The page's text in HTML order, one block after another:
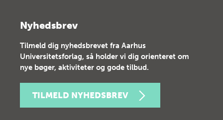
Nyhedsbrev
Tilmeld dig nyhedsbrevet fra Aarhus
Universitetsforlag, så holder vi dig orienteret om
nye bøger, aktiviteter og gode tilbud.
TILMELD NYHEDSBREV